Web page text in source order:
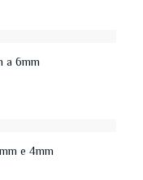
a 6mm
e 4mm